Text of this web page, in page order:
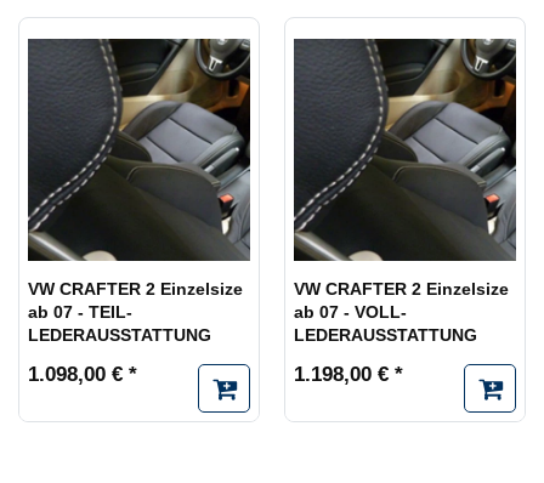
VW CRAFTER 2 Einzelsize
ab 07 - TEIL-
LEDERAUSSTATTUNG
1.098,00 € *
VW CRAFTER 2 Einzelsize
ab 07 - VOLL-
LEDERAUSSTATTUNG
1.198,00 € *